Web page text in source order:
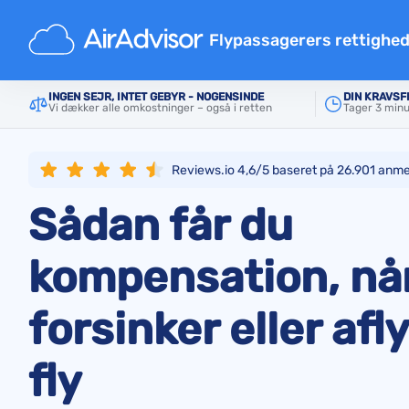
Flypassagerers
Flykompensationsberegner
Kompensation for
Erstatning for forsinket
Kompensation for nægtet
Klager over flyselskaber
Forordninger
INGEN SEJR, INTET GEBYR - NOGENSINDE
Vi dækker alle omkostninger – også i retten
DIN
Tager 3
Forside Flyselskaber easyJet
Reviews.io 4,6/5 baseret på 26.901
Sådan får du
kompensation,
forsinker eller
fly